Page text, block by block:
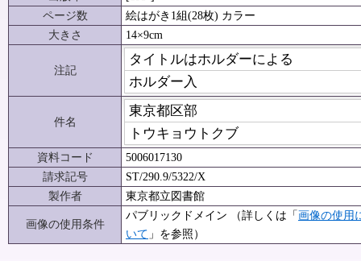
ページ数
絵はがき1組(28枚) カラー
大きさ
14×9cm
注記
タイトルはホルダーによる
ホルダー入
件名
東京都区部
トウキョウトクブ
資料コード
5006017130
請求記号
ST/290.9/5322/X
製作者
東京都立図書館
画像の使用条件
パブリックドメイン （詳しくは「画像の使用
いて 」を参照）